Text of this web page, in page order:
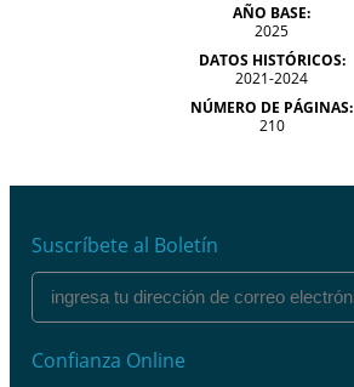
AÑO BASE:
2025
DATOS HISTÓRICOS:
2021-2024
NÚMERO DE PÁGINAS:
210
Suscríbete al Boletín
Confianza Online